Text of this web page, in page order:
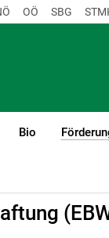
OÖ SBG
Bio